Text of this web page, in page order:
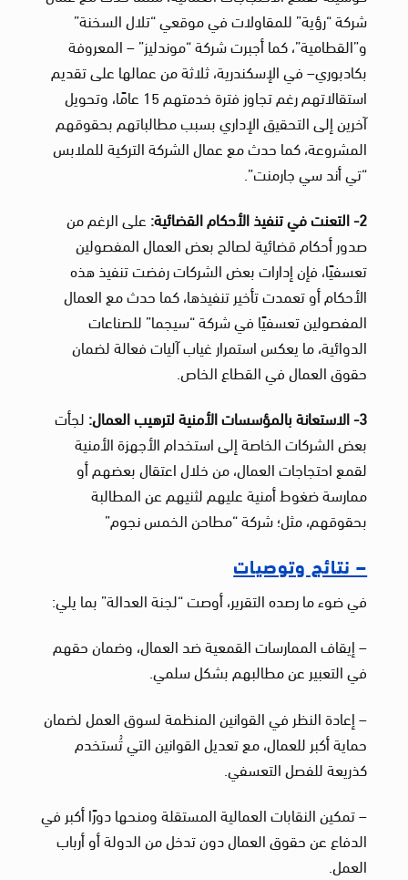
شركة “رؤية” للمقاولات في موقعي “تلال السخنة”
و”القطامية”، كما أجبرت شركة “موندليز” – المعروفة
بكادبوري– في الإسكندرية، ثلاثة من عمالها على تقديم
استقالاتهم رغم تجاوز فترة خدمتهم 15 عامًا، وتحويل
آخرين إلى التحقيق الإداري بسبب مطالباتهم بحقوقهم
المشروعة، كما حدث مع عمال الشركة التركية للملابس
“تي أند سي جارمنت”.
2- التعنت في تنفيذ الأحكام القضائية:
على الرغم من
صدور أحكام قضائية لصالح بعض العمال المفصولين
تعسفيًا، فإن إدارات بعض الشركات رفضت تنفيذ هذه
الأحكام أو تعمدت تأخير تنفيذها، كما حدث مع العمال
المفصولين تعسفيًا في شركة “سيجما” للصناعات
الدوائية، ما يعكس استمرار غياب آليات فعالة لضمان
حقوق العمال في القطاع الخاص.
3- الاستعانة بالمؤسسات الأمنية لترهيب العمال:
لجأت
بعض الشركات الخاصة إلى استخدام الأجهزة الأمنية
لقمع احتجاجات العمال، من خلال اعتقال بعضهم أو
ممارسة ضغوط أمنية عليهم لثنيهم عن المطالبة
بحقوقهم، مثل؛ شركة “مطاحن الخمس نجوم”
– نتائج وتوصيات
في ضوء ما رصده التقرير، أوصت “لجنة العدالة” بما يلي:
– إيقاف الممارسات القمعية ضد العمال، وضمان حقهم
في التعبير عن مطالبهم بشكل سلمي.
– إعادة النظر في القوانين المنظمة لسوق العمل لضمان
حماية أكبر للعمال، مع تعديل القوانين التي تُستخدم
كذريعة للفصل التعسفي.
– تمكين النقابات العمالية المستقلة ومنحها دورًا أكبر في
الدفاع عن حقوق العمال دون تدخل من الدولة أو أرباب
العمل.